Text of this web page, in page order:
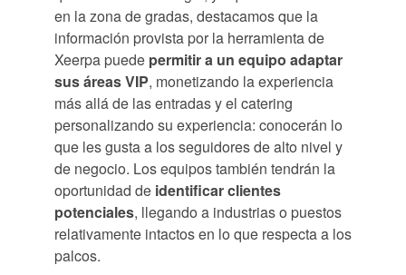
en la zona de gradas, destacamos que la
información provista por la herramienta de
Xeerpa puede permitir a un equipo adaptar
sus áreas VIP, monetizando la experiencia
más allá de las entradas y el catering
personalizando su experiencia: conocerán lo
que les gusta a los seguidores de alto nivel y
de negocio. Los equipos también tendrán la
oportunidad de identificar clientes
potenciales, llegando a industrias o puestos
relativamente intactos en lo que respecta a los
palcos.